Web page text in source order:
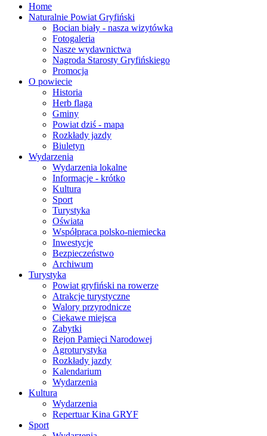
Home
Naturalnie Powiat Gryfiński
Bocian biały - nasza wizytówka
Fotogaleria
Nasze wydawnictwa
Nagroda Starosty Gryfińskiego
Promocja
O powiecie
Historia
Herb flaga
Gminy
Powiat dziś - mapa
Rozkłady jazdy
Biuletyn
Wydarzenia
Wydarzenia lokalne
Informacje - krótko
Kultura
Sport
Turystyka
Oświata
Współpraca polsko-niemiecka
Inwestycje
Bezpieczeństwo
Archiwum
Turystyka
Powiat gryfiński na rowerze
Atrakcje turystyczne
Walory przyrodnicze
Ciekawe miejsca
Zabytki
Rejon Pamięci Narodowej
Agroturystyka
Rozkłady jazdy
Kalendarium
Wydarzenia
Kultura
Wydarzenia
Repertuar Kina GRYF
Sport